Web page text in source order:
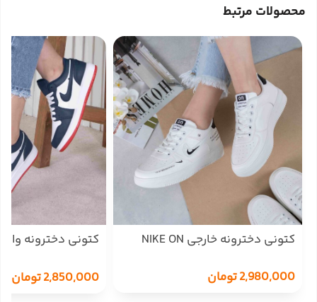
محصولات مرتبط
کتونی دخترونه خارجی NIKE ON
2,980,000تومان
2,850,000تومان